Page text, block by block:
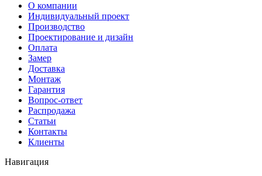
О компании
Индивидуальный проект
Производство
Проектирование и дизайн
Оплата
Замер
Доставка
Монтаж
Гарантия
Вопрос-ответ
Распродажа
Статьи
Контакты
Клиенты
Навигация